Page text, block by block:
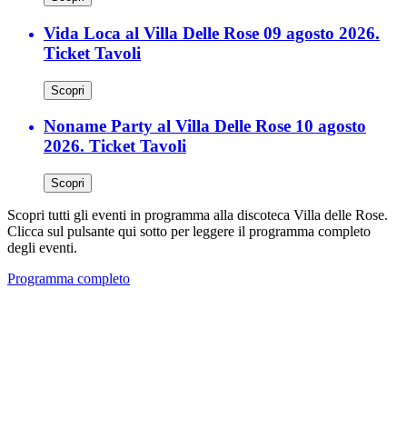
Vida Loca al Villa Delle Rose 09 agosto 2026.
Ticket Tavoli
Scopri
Noname Party al Villa Delle Rose 10 agosto
2026. Ticket Tavoli
Scopri
Scopri tutti gli eventi in programma alla discoteca Villa delle Rose.
Clicca sul pulsante qui sotto per leggere il programma completo
degli eventi.
Programma completo